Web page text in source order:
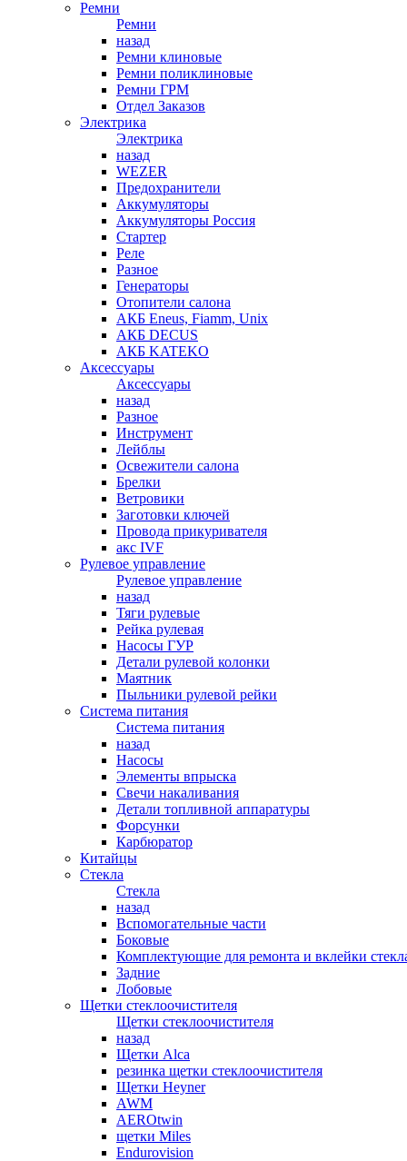
Ремни
Ремни
назад
Ремни клиновые
Ремни поликлиновые
Ремни ГРМ
Отдел Заказов
Электрика
Электрика
назад
WEZER
Предохранители
Аккумуляторы
Аккумуляторы Россия
Стартер
Реле
Разное
Генераторы
Отопители салона
АКБ Eneus, Fiamm, Unix
АКБ DECUS
АКБ KATEKO
Аксессуары
Аксессуары
назад
Разное
Инструмент
Лейблы
Освежители салона
Брелки
Ветровики
Заготовки ключей
Провода прикуривателя
акс IVF
Рулевое управление
Рулевое управление
назад
Тяги рулевые
Рейка рулевая
Насосы ГУР
Детали рулевой колонки
Маятник
Пыльники рулевой рейки
Система питания
Система питания
назад
Насосы
Элементы впрыска
Свечи накаливания
Детали топливной аппаратуры
Форсунки
Карбюратор
Китайцы
Стекла
Стекла
назад
Вспомогательные части
Боковые
Комплектующие для ремонта и вклейки
Задние
Лобовые
Щетки стеклоочистителя
Щетки стеклоочистителя
назад
Щетки Alca
резинка щетки стеклоочистителя
Щетки Heyner
AWM
AEROtwin
щетки Miles
Endurovision